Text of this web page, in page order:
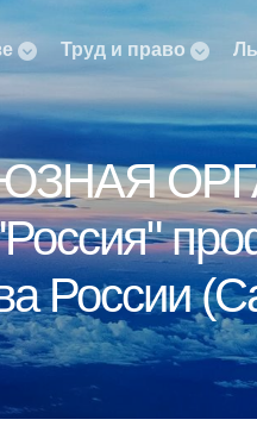
Труд и право
России